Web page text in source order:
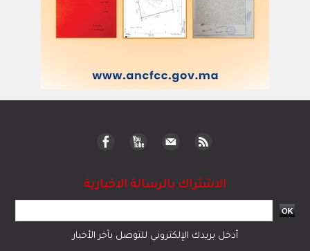
الاشتراك بالرسالة الاخبارية
أدخل بريدك الإلكتروني للتوصل بآخر الأخبار